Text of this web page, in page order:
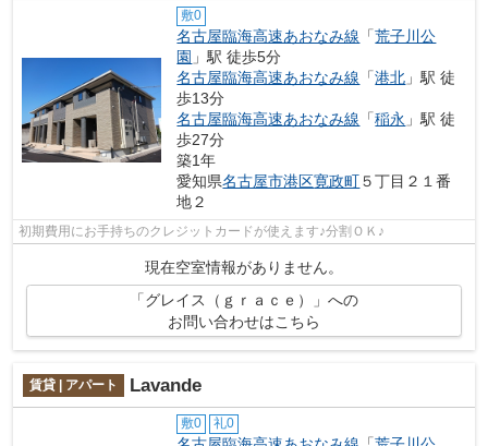
敷0
名古屋臨海高速あおなみ線 「荒子川公
園 」駅 徒歩5分
名古屋臨海高速あおなみ線 「港北 」駅 徒
歩13分
名古屋臨海高速あおなみ線 「稲永 」駅 徒
歩27分
築1年
愛知県名古屋市港区寛政町５丁目２１番
地２
初期費用にお手持ちのクレジットカードが使えます♪分割ＯＫ♪
現在空室情報がありません。
「グレイス（ｇｒａｃｅ）」への
お問い合わせはこちら
賃貸 | アパート Lavande
敷0 礼0